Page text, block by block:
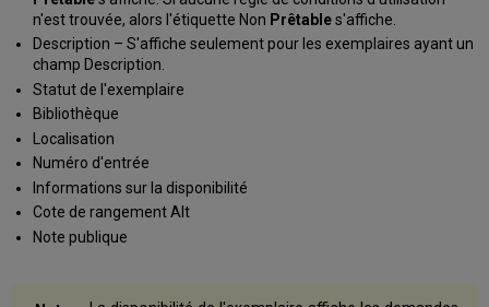
n'est trouvée, alors l'étiquette Non Prêtables'affiche.
Description – S'affiche seulement pour les exemplaires ayant un
champ Description.
Statut de l'exemplaire
Bibliothèque
Localisation
Numéro d'entrée
Informations sur la disponibilité
Cote de rangement Alt
Note publique